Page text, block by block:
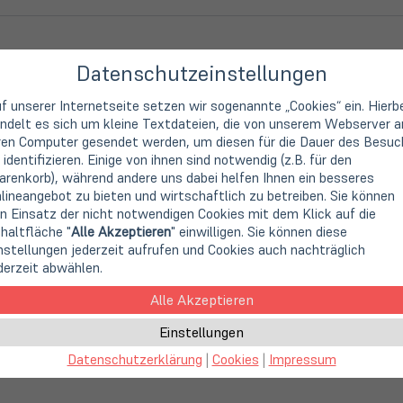
Ihrem Netzwerk und einer freien USB 3.0-
zudem noch einen dreifach USB 3.0 USB-Hub. Das
Datenschutzeinstellungen
unserer Internetseite setzen wir sogenannte „Cookies“ ein.
es sich um kleine Textdateien, die von unserem Webserver
Computer gesendet werden, um diesen für die Dauer des
identifizieren. Einige von ihnen sind notwendig (z.B. für den
während andere uns dabei helfen Ihnen ein besseres
zu bieten und wirtschaftlich zu betreiben. Sie können
Einsatz der nicht notwendigen Cookies mit dem Klick auf die
"Alle Akzeptieren" einwilligen. Sie können diese
jederzeit aufrufen und Cookies auch nachträglich
abwählen.
Alle Akzeptieren
Einstellungen
Datenschutzerklärung | Cookies | Impressum